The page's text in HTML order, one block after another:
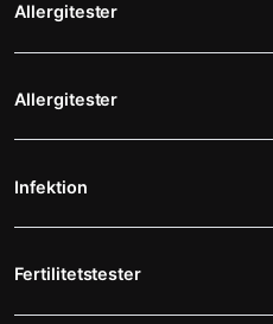
Allergitester
Allergitester
Infektion
Fertilitetstester